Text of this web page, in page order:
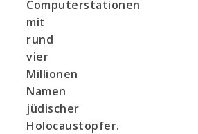
Computerstationen
mit
rund
vier
Millionen
Namen
jüdischer
Holocaustopfer.